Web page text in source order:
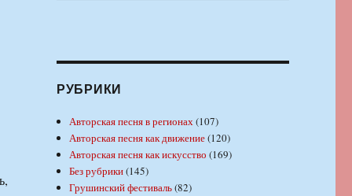
РУБРИКИ
Авторская песня в регионах(107)
Авторская песня как движение(120)
Авторская песня как искусство (169)
Без рубрики(145)
Грушинский фестиваль(82)